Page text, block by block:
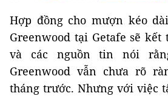
Hợp đồng cho mượn kéo
Greenwood tại Getafe sẽ kết
và các nguồn tin nói
Greenwood vẫn chưa rõ
tháng trước. Nhưng với việc